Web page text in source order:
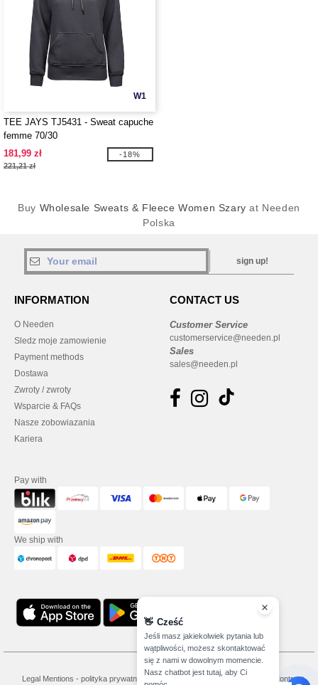
W1
TEE JAYS TJ5431 - Sweat capuche
femme 70/30
181,99 zł
221,21 zł
-18%
Buy Wholesale Sweats & Fleece Women Szary at Needen
Polska
sign up!
INFORMATION
O Needen
Sledz moje zamowienie
Payment methods
Dostawa
Zwroty / zwroty
Wsparcie & FAQs
Nasze zobowiazania
Kariera
CONTACT US
Customer Service
customerservice@needen.pl
Sales
sales@needen.pl
Pay with
We ship with
Legal Mentions - polityka prywatności Warunkami i Zasadami General Contract
👋 Cześć
Jeśli masz jakiekolwiek pytania lub
wątpliwości, możesz skontaktować
się z nami w dowolnym momencie.
Nasz chatbot jest tutaj, aby Ci